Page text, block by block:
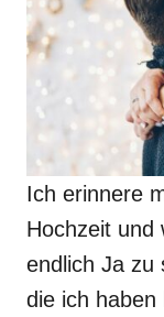
Ich erinnere
Hochzeit und
endlich Ja zu
die ich